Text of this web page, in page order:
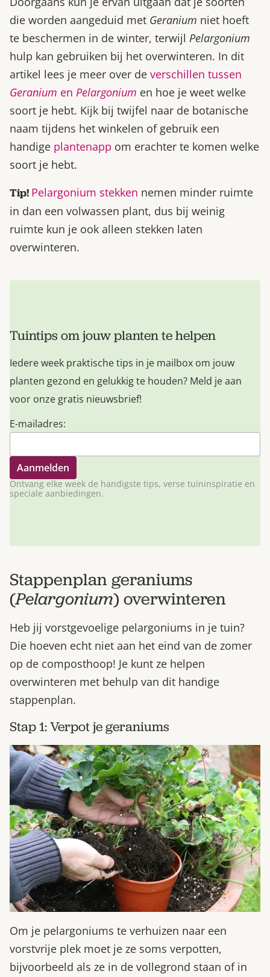
die worden aangeduid met Geranium niet hoeft
te beschermen in de winter, terwijl Pelargonium
hulp kan gebruiken bij het overwinteren. In dit
artikel lees je meer over de verschillen tussen
Geranium en Pelargonium en hoe je weet welke
soort je hebt. Kijk bij twijfel naar de botanische
naam tijdens het winkelen of gebruik een
handige plantenapp om erachter te komen welke
soort je hebt.
Tip! Pelargonium stekken nemen minder ruimte
in dan een volwassen plant, dus bij weinig
ruimte kun je ook alleen stekken laten
overwinteren.
Tuintips om jouw planten te helpen
Iedere week praktische tips in je mailbox om jouw
planten gezond en gelukkig te houden? Meld je aan
voor onze gratis nieuwsbrief!
E-mailadres:
Ontvang elke week de handigste tips, verse tuininspiratie en
speciale aanbiedingen.
Stappenplan geraniums
(Pelargonium) overwinteren
Heb jij vorstgevoelige pelargoniums in je tuin?
Die hoeven echt niet aan het eind van de zomer
op de composthoop! Je kunt ze helpen
overwinteren met behulp van dit handige
stappenplan.
Stap 1: Verpot je geraniums
Om je pelargoniums te verhuizen naar een
vorstvrije plek moet je ze soms verpotten,
bijvoorbeeld als ze in de vollegrond staan of in